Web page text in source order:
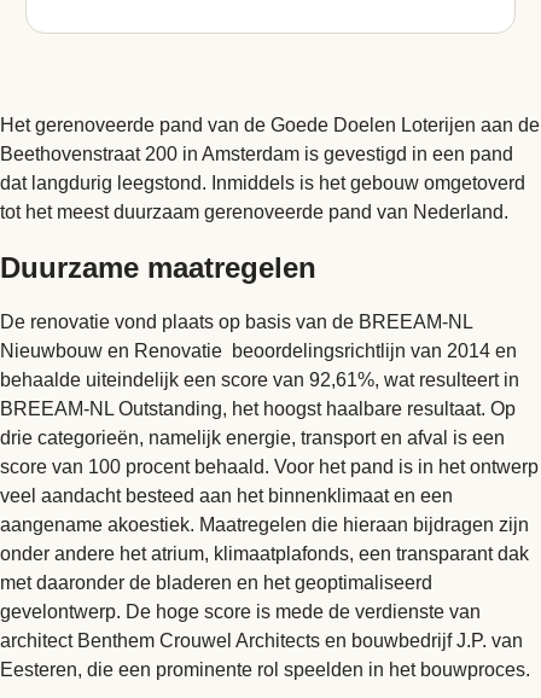
Het gerenoveerde pand van de Goede Doelen Loterijen aan de
Beethovenstraat 200 in Amsterdam is gevestigd in een pand
dat langdurig leegstond. Inmiddels is het gebouw omgetoverd
tot het meest duurzaam gerenoveerde pand van Nederland.
Duurzame maatregelen
De renovatie vond plaats op basis van de BREEAM-NL
Nieuwbouw en Renovatie beoordelingsrichtlijn van 2014 en
behaalde uiteindelijk een score van 92,61%, wat resulteert in
BREEAM-NL Outstanding, het hoogst haalbare resultaat. Op
drie categorieën, namelijk energie, transport en afval is een
score van 100 procent behaald. Voor het pand is in het ontwerp
veel aandacht besteed aan het binnenklimaat en een
aangename akoestiek. Maatregelen die hieraan bijdragen zijn
onder andere het atrium, klimaatplafonds, een transparant dak
met daaronder de bladeren en het geoptimaliseerd
gevelontwerp. De hoge score is mede de verdienste van
architect Benthem Crouwel Architects en bouwbedrijf J.P. van
Eesteren, die een prominente rol speelden in het bouwproces.